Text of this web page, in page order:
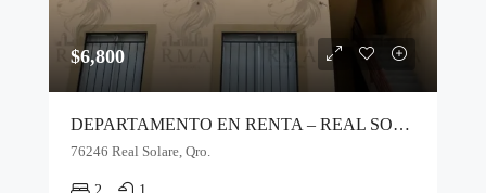
$6,800
DEPARTAMENTO EN RENTA – REAL SOLARE
76246 Real Solare, Qro.
2 1